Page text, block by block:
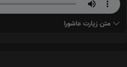
متن زیارت عاشورا